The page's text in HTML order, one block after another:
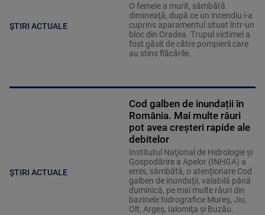
ȘTIRI ACTUALE
O femeie a murit, sâmbătă
dimineaţă, după ce un incendiu i-a
cuprins aparamentul situat într-un
bloc din Oradea. Trupul victimei a
fost găsit de către pompierii care
au stins flăcările.
ȘTIRI ACTUALE
Cod galben de inundații în
România. Mai multe râuri
pot avea creșteri rapide ale
debitelor
Institutul Naţional de Hidrologie şi
Gospodărire a Apelor (INHGA) a
emis, sâmbătă, o atenţionare Cod
galben de inundaţii, valabilă până
duminică, pe mai multe râuri din
bazinele hidrografice Mureş, Jiu,
Olt, Argeş, Ialomiţa şi Buzău.